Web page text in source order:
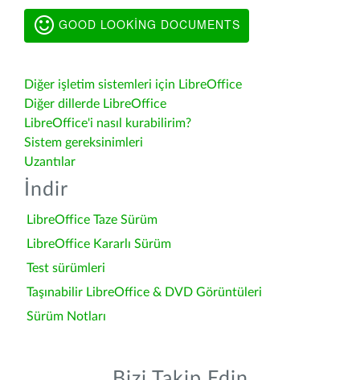
GOOD LOOKING DOCUMENTS
Diğer işletim sistemleri için LibreOffice
Diğer dillerde LibreOffice
LibreOffice'i nasıl kurabilirim?
Sistem gereksinimleri
Uzantılar
İndir
LibreOffice Taze Sürüm
LibreOffice Kararlı Sürüm
Test sürümleri
Taşınabilir LibreOffice & DVD Görüntüleri
Sürüm Notları